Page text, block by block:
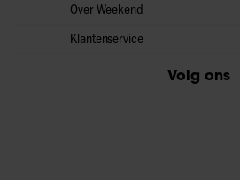
Over Weekend
Klantenservice
Volg ons